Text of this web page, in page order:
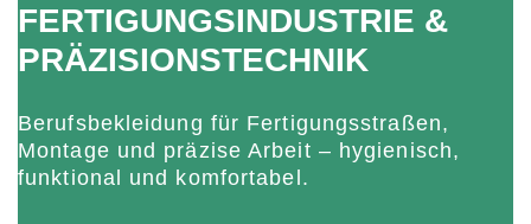
FERTIGUNGSINDUSTRIE &
PRÄZISIONSTECHNIK
Berufsbekleidung für Fertigungsstraßen,
Montage und präzise Arbeit – hygienisch,
funktional und komfortabel.